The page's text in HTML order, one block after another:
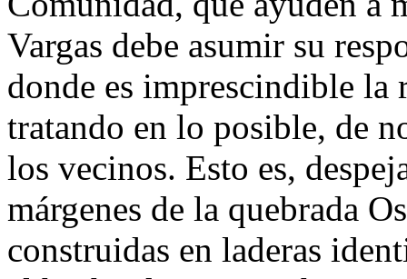
Vargas debe asumir su
donde es imprescindible
tratando en lo posible, de
los vecinos. Esto es,
márgenes de la quebrada
construidas en laderas